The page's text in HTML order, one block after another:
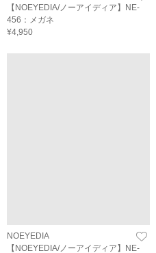
【NOEYEDIA/ノーアイディア】NE-
456：メガネ
¥4,950
NOEYEDIA
【NOEYEDIA/ノーアイディア】NE-